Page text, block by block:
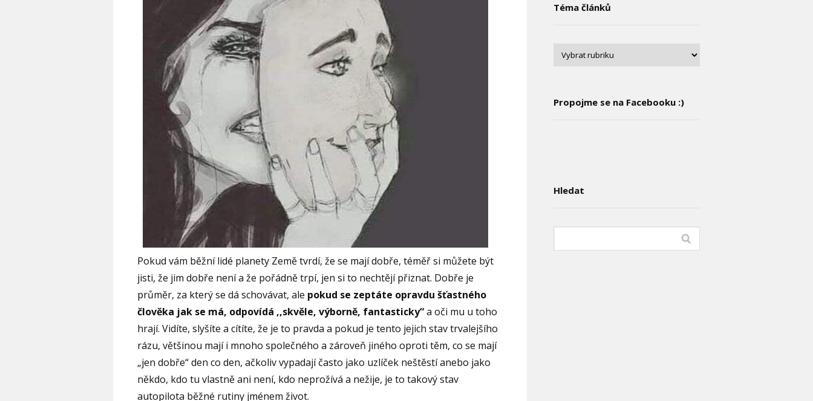
Pokud vám běžní lidé planety Země tvrdí, že se mají dobře, téměř si můžete být
jisti, že jim dobře není a že pořádně trpí, jen si to nechtějí přiznat. Dobře je
průměr, za který se dá schovávat, ale pokud se zeptáte opravdu šťastného
člověka jak se má, odpovídá ,,skvěle, výborně, fantasticky“a oči mu u toho
hrají. Vidíte, slyšíte a cítíte, že je to pravda a pokud je tento jejich stav trvalejšího
rázu, většinou mají i mnoho společného a zároveň jiného oproti těm, co se mají
„jen dobře“ den co den, ačkoliv vypadají často jako uzlíček neštěstí anebo jako
někdo, kdo tu vlastně ani není, kdo neprožívá a nežije, je to takový stav
autopilota běžné rutiny jménem život.
Téma článků
Propojme se na Facebooku :)
Hledat